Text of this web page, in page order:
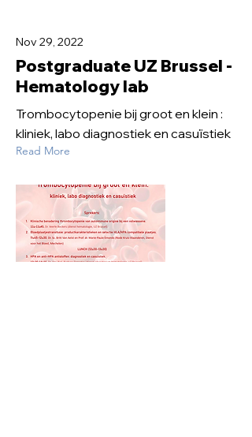
Nov 29, 2022
Postgraduate UZ Brussel -
Hematology lab
Trombocytopenie bij groot en klein :
kliniek, labo diagnostiek en casuïstiek
Read More